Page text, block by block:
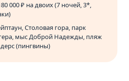
000 ₽ на двоих (7 ночей, 3*,
Столовая гора, парк
мыс Доброй Надежды, пляж
(пингвины)